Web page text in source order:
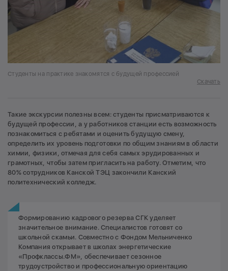
Студенты на практике знакомятся с будущей профессией
Скачать
Такие экскурсии полезны всем: студенты присматриваются к
будущей профессии, а у работников станции есть возможность
познакомиться с ребятами и оценить будущую смену,
определить их уровень подготовки по общим знаниям в области
химии, физики, отмечая для себя самых эрудированных и
грамотных, чтобы затем пригласить на работу. Отметим, что
80% сотрудников Канской ТЭЦ закончили Канский
политехнический колледж.
Формированию кадрового резерва СГК уделяет
значительное внимание. Специалистов готовят со
школьной скамьи. Совместно с Фондом Мельниченко
Компания открывает в школах энергетические
«Профклассы.ФМ», обеспечивает сезонное
трудоустройство и профессиональную ориентацию